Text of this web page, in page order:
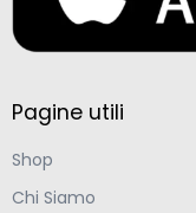
Pagine utili
Shop
Chi Siamo